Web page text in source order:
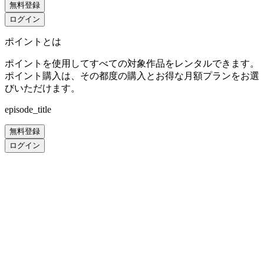
無料登録
ログイン
ポイントとは
ポイントを使用してすべての対象作品をレンタルできます。
ポイント購入は、その都度の購入とお得な月額プランをお選
びいただけます。
episode_title
無料登録
ログイン